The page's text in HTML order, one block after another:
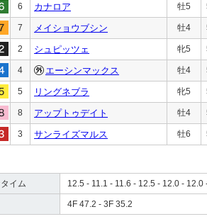
6 カナロア 牡5
7 メイショウブシン 牡4
2 シュピッツェ 牝5
4 エーシンマックス 牡4
5 リングネブラ 牝5
8 アップトゥデイト 牡4
3 サンライズマルス 牡6
イム 12.5 - 11.1 - 11.6 - 12.5 - 12.0 - 12.0
4F 47.2 - 3F 35.2